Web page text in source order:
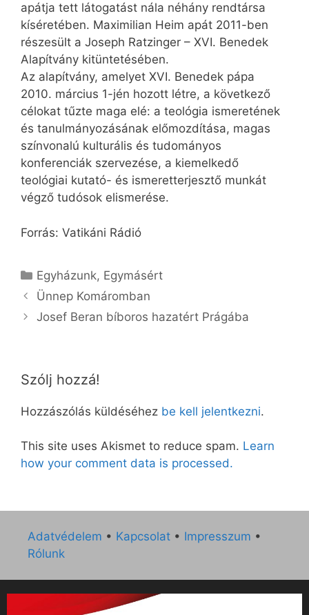
apátja tett látogatást nála néhány rendtársa
kíséretében. Maximilian Heim apát 2011-ben
részesült a Joseph Ratzinger – XVI. Benedek
Alapítvány kitüntetésében.
Az alapítvány, amelyet XVI. Benedek pápa
2010. március 1-jén hozott létre, a következő
célokat tűzte maga elé: a teológia ismeretének
és tanulmányozásának előmozdítása, magas
színvonalú kulturális és tudományos
konferenciák szervezése, a kiemelkedő
teológiai kutató- és ismeretterjesztő munkát
végző tudósok elismerése.
Forrás: Vatikáni Rádió
Kategória
Egyházunk, Egymásért
Ünnep Komáromban
Josef Beran bíboros hazatért Prágába
Szólj hozzá!
Hozzászólás küldéséhez be kell jelentkezni.
This site uses Akismet to reduce spam. Learn
how your comment data is processed.
Adatvédelem • Kapcsolat • Impresszum •
Rólunk